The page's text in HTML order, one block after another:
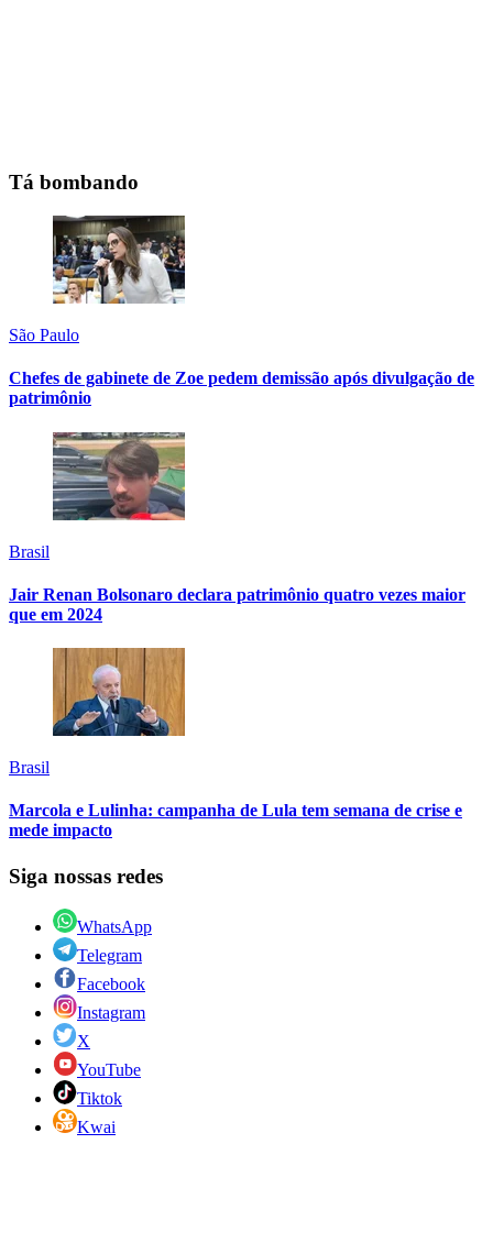
Tá bombando
São Paulo
Chefes de gabinete de Zoe pedem demissão após divulgação de
patrimônio
Brasil
Jair Renan Bolsonaro declara patrimônio quatro vezes maior
que em 2024
Brasil
Marcola e Lulinha: campanha de Lula tem semana de crise e
mede impacto
Siga nossas redes
WhatsApp
Telegram
Facebook
Instagram
X
YouTube
Tiktok
Kwai